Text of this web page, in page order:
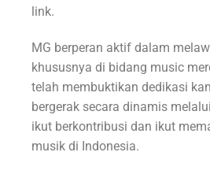
link.
MG berperan aktif dalam
khususnya di bidang music
telah membuktikan dedikasi
bergerak secara dinamis
ikut berkontribusi dan ikut
musik di Indonesia.